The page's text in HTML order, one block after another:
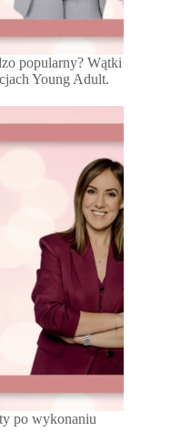
popularny? Wątki
Young Adult.
po wykonaniu